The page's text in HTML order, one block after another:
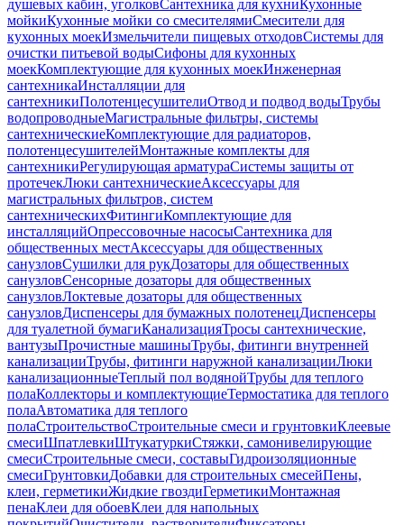
душевых кабин, уголковСантехника для кухниКухонные
мойкиКухонные мойки со смесителямиСмесители для
кухонных моекИзмельчители пищевых отходовСистемы для
очистки питьевой водыСифоны для кухонных
моекКомплектующие для кухонных моекИнженерная
сантехникаИнсталляции для
сантехникиПолотенцесушителиОтвод и подвод водыТрубы
водопроводныеМагистральные фильтры, системы
сантехническиеКомплектующие для радиаторов,
полотенцесушителейМонтажные комплекты для
сантехникиРегулирующая арматураСистемы защиты от
протечекЛюки сантехническиеАксессуары для
магистральных фильтров, систем
сантехническихФитингиКомплектующие для
инсталляцийОпрессовочные насосыСантехника для
общественных местАксессуары для общественных
санузловСушилки для рукДозаторы для общественных
санузловСенсорные дозаторы для общественных
санузловЛоктевые дозаторы для общественных
санузловДиспенсеры для бумажных полотенецДиспенсеры
для туалетной бумагиКанализацияТросы сантехнические,
вантузыПрочистные машиныТрубы, фитинги внутренней
канализацииТрубы, фитинги наружной канализацииЛюки
канализационныеТеплый пол водянойТрубы для теплого
полаКоллекторы и комплектующиеТермостатика для теплого
полаАвтоматика для теплого
полаСтроительствоСтроительные смеси и грунтовкиКлеевые
смесиШпатлевкиШтукатуркиСтяжки, самонивелирующие
смесиСтроительные смеси, составыГидроизоляционные
смесиГрунтовкиДобавки для строительных смесейПены,
клеи, герметикиЖидкие гвоздиГерметикиМонтажная
пенаКлеи для обоевКлеи для напольных